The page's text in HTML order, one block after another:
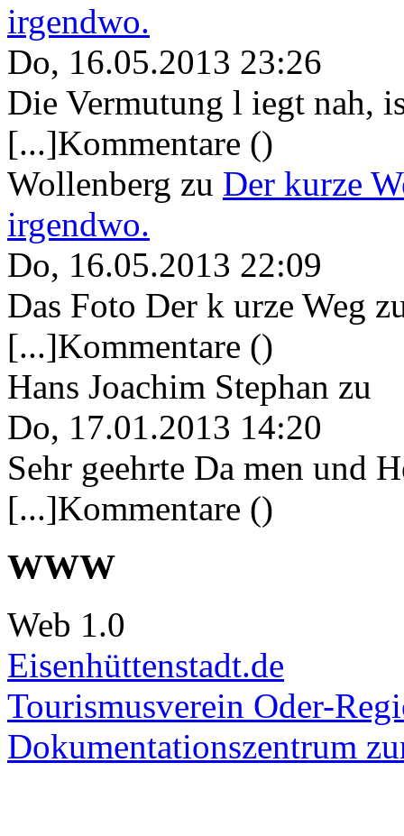
irgendwo.
Do, 16.05.2013 23:26
Die Vermutung l iegt nah,
[...]Kommentare ()
Wollenberg zu Der kurze
irgendwo.
Do, 16.05.2013 22:09
Das Foto Der k urze Weg
[...]Kommentare ()
Hans Joachim Stephan zu
Do, 17.01.2013 14:20
Sehr geehrte Da men und
[...]Kommentare ()
WWW
Web 1.0
Eisenhüttenstadt.de
Tourismusverein Oder-
Dokumentationszentrum